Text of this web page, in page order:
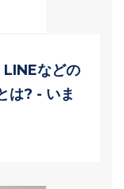
などの
は? - いま